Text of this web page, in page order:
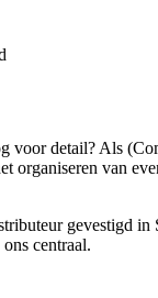
voor detail? Als
organiseren van
gevestigd
centraal.